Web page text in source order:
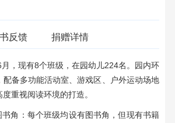
反馈 捐赠详情
，现有8个班级，在园幼儿224名。园内环
配备多功能活动室、游戏区、户外运动场地
重视阅读环境的打造。
角：每个班级均设有图书角，但现有书籍